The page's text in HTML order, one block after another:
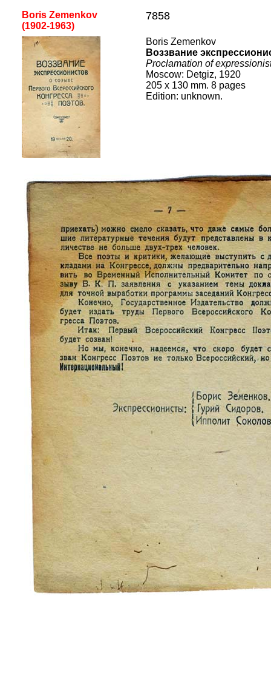
Boris Zemenkov
(1902-1963)
7858
Boris Zemenkov
Воззвание
Proclamation of
Moscow: Detgiz, 1920
205 x 130 mm. 8 pages
Edition: unknown.